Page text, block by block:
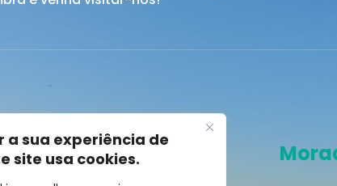
a sua experiência de
site usa cookies.